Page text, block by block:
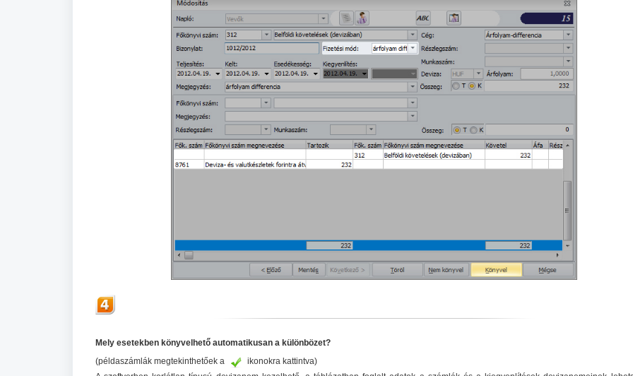
Mely esetekben könyvelhető automatikusan a különbözet?
(példaszámlák megtekinthetőek a
ikonokra kattintva)